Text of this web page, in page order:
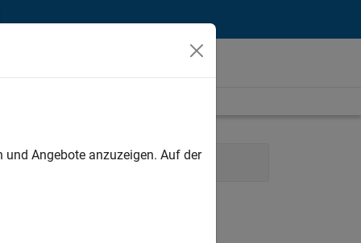
Marketing Communications
Angebote anzuzeigen. Auf der